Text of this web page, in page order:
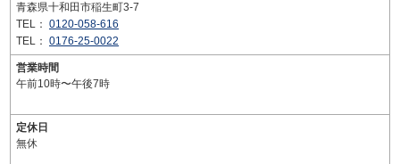
青森県十和田市稲生町3-7
TEL： 0120-058-616
TEL： 0176-25-0022
営業時間
午前10時〜午後7時
定休日
無休